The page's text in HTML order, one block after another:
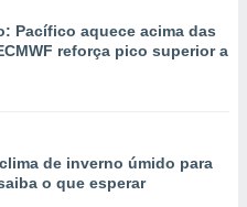
Pacífico aquece acima das
reforça pico superior a
de inverno úmido para
o que esperar